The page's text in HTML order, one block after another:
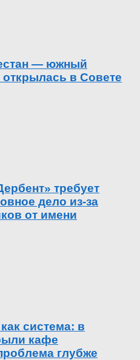
— южный
в Совете
требует
дело из-за
от имени
система: в
кафе
глубже